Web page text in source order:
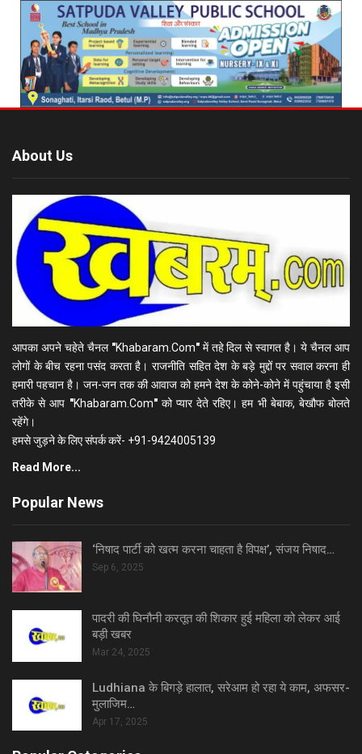
About Us
आपका अपने चहेते चैनल "Khabaram.Com"में तहे दिल से स्वागत है। ये चैनल आप
लोगों के बीच रहना पसंद करता है। राजनीति सहित देश के बड़े मुद्दों पर सवाल करना ही
हमारी पहचान है। जन-जन तक की आवाज को हमने देश के कोने-कोने में पहुंचाया है इसी
तरीके से आप "Khabaram.Com"को प्यार देते रहिए। हम भी बेबाक, बेखौफ बोलते
रहेंगे।
हमसे जुड़ने के लिए संपर्क करें- +91-9424005139
Read More...
Popular News
‘निषाद पार्टी को खत्म करना चाहता है विपक्ष’, संजय निषाद…
Sep 6, 2025
पादरी की घिनौनी करतूत की शिकार हुई महिला को लेकर आई
बड़ी खबर
Mar 24, 2025
Ludhiana के बिगड़े हालात, सरेआम हो रहा ये काम, अफसर-
मुलाजिम…
Apr 17, 2025